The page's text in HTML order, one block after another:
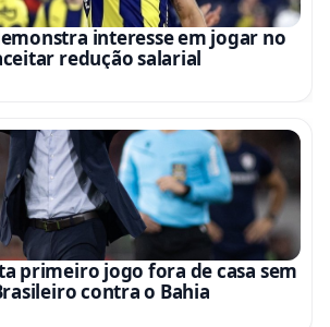
interesse em jogar no
redução salarial
primeiro jogo fora de casa sem
contra o Bahia